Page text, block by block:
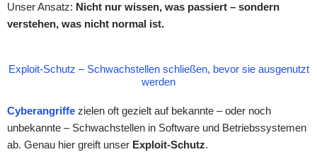
Unser Ansatz: Nicht nur wissen, was passiert – sondern
verstehen, was nicht normal ist.
Exploit-Schutz – Schwachstellen schließen, bevor sie ausgenutzt
werden
Cyberangriffe zielen oft gezielt auf bekannte – oder noch
unbekannte – Schwachstellen in Software und Betriebssystemen
ab. Genau hier greift unser Exploit-Schutz.